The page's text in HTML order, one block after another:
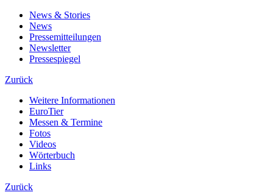
News & Stories
News
Pressemitteilungen
Newsletter
Pressespiegel
Zurück
Weitere Informationen
EuroTier
Messen & Termine
Fotos
Videos
Wörterbuch
Links
Zurück